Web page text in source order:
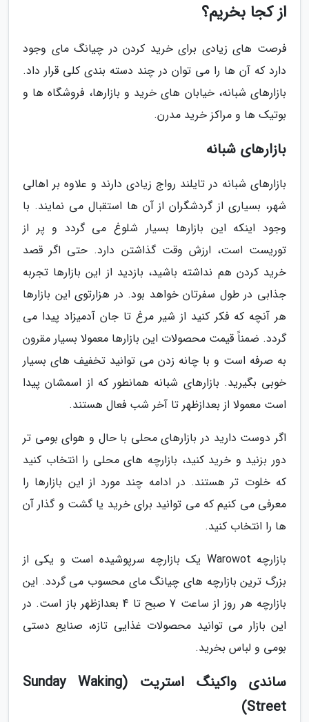
از کجا بخریم؟
فرصت های زیادی برای خرید کردن در چیانگ مای وجود
دارد که آن ها را می توان در چند دسته بندی کلی قرار داد.
بازارهای شبانه، خیابان های خرید و بازارها، فروشگاه ها و
بوتیک ها و مراکز خرید مدرن.
بازارهای شبانه
بازارهای شبانه در تایلند رواج زیادی دارند و علاوه بر اهالی
شهر، بسیاری از گردشگران از آن ها استقبال می نمایند. با
وجود اینکه این بازارها بسیار شلوغ می گردد و پر از
توریست است، ارزش وقت گذاشتن دارد. حتی اگر قصد
خرید کردن هم نداشته باشید، بازدید از این بازارها تجربه
جذابی در طول سفرتان خواهد بود. در هزارتوی این بازارها
هر آنچه که فکر کنید از شیر مرغ تا جان آدمیزاد پیدا می
گردد. ضمناً قیمت محصولات این بازارها معمولا بسیار مقرون
به صرفه است و با چانه زدن می توانید تخفیف های بسیار
خوبی بگیرید. بازارهای شبانه همانطور که از اسمشان پیدا
است معمولا از بعدازظهر تا آخر شب فعال هستند.
اگر دوست دارید در بازارهای محلی با حال و هوای بومی تر
دور بزنید و خرید کنید، بازارچه های محلی را انتخاب کنید
که خلوت تر هستند. در ادامه چند مورد از این بازارها را
معرفی می کنیم که می توانید برای خرید یا گشت و گذار آن
ها را انتخاب کنید.
بازارچه Warowot یک بازارچه سرپوشیده است و یکی از
بزرگ ترین بازارچه های چیانگ مای محسوب می گردد. این
بازارچه هر روز از ساعت 7 صبح تا 4 بعدازظهر باز است. در
این بازار می توانید محصولات غذایی تازه، صنایع دستی
بومی و لباس بخرید.
ساندی واکینگ استریت (Sunday Waking
Street)